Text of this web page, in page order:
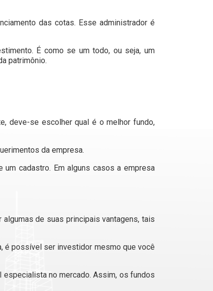
das cotas. Esse administrador é
É como se um todo, ou seja, um
patrimônio.
deve-se escolher qual é o melhor fundo,
da empresa.
cadastro. Em alguns casos a empresa
de suas principais vantagens, tais
é possível ser investidor mesmo que você
especialista no mercado. Assim, os fundos